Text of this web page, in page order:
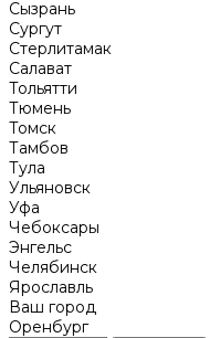
Сызрань
Сургут
Стерлитамак
Салават
Тольятти
Тюмень
Томск
Тамбов
Тула
Ульяновск
Уфа
Чебоксары
Энгельс
Челябинск
Ярославль
Ваш город
Оренбург